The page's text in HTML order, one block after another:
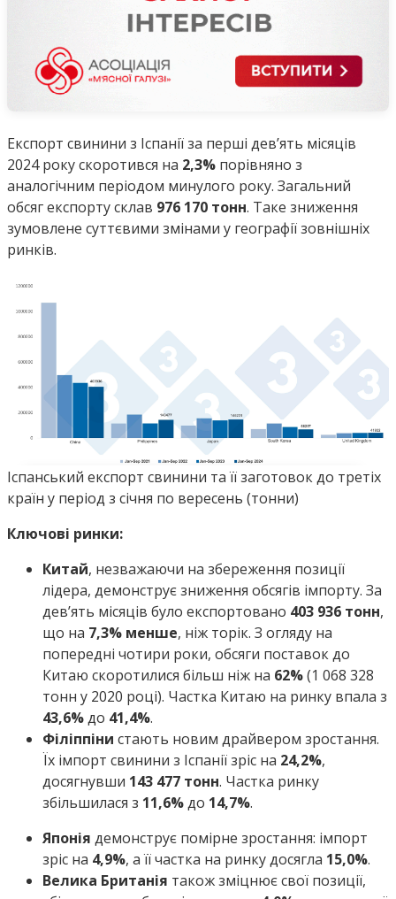
Експорт свинини з Іспанії за перші дев’ять місяців
2024 року скоротився на 2,3% порівняно з
аналогічним періодом минулого року. Загальний
обсяг експорту склав 976 170 тонн. Таке зниження
зумовлене суттєвими змінами у географії зовнішніх
ринків.
Іспанський експорт свинини та її заготовок до третіх
країн у період з січня по вересень (тонни)
Ключові ринки:
Китай, незважаючи на збереження позиції
лідера, демонструє зниження обсягів імпорту. За
дев’ять місяців було експортовано 403 936 тонн,
що на 7,3% менше, ніж торік. З огляду на
попередні чотири роки, обсяги поставок до
Китаю скоротилися більш ніж на 62%(1 068 328
тонн у 2020 році). Частка Китаю на ринку впала з
43,6%до 41,4%.
Філіппіни стають новим драйвером зростання.
Їх імпорт свинини з Іспанії зріс на 24,2%,
досягнувши 143 477 тонн. Частка ринку
збільшилася з 11,6%до 14,7%.
Японія демонструє помірне зростання: імпорт
зріс на 4,9%, а її частка на ринку досягла 15,0%.
Велика Британія також зміцнює свої позиції,